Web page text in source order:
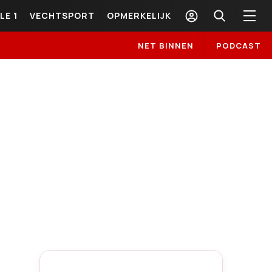
1 VECHTSPORT OPMERKELIJK
NET BINNEN PODCAST